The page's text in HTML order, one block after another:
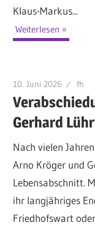
Klaus-Markus...
Weiterlesen
10. Juni 2026 fh
Gerhard
Nach vielen
Arno Kröger und
Lebensabschnitt.
ihr langjähriges
Friedhofswart